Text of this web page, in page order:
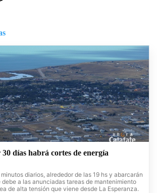
días habrá cortes de energía
diarios, alrededor de las 19 hs y abarcarán
a las anunciadas tareas de mantenimiento
de alta tensión que viene desde La Esperanza.